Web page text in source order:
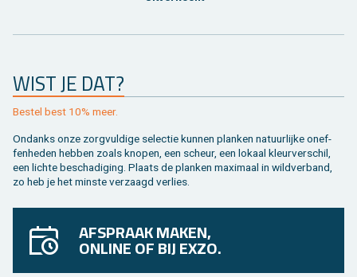
WIST JE DAT?
Be­stel best 10% meer.
On­danks onze zorg­vul­di­ge se­lec­tie kun­nen plan­ken na­tuur­lij­ke on­ef­
fen­he­den heb­ben zoals kno­pen, een scheur, een lo­kaal kleur­ver­schil,
een lich­te be­scha­di­ging. Plaats de plan­ken maxi­maal in wild­ver­band,
zo heb je het min­ste ver­zaagd ver­lies.
AFSPRAAK MAKEN,
ONLINE OF BIJ EXZO.